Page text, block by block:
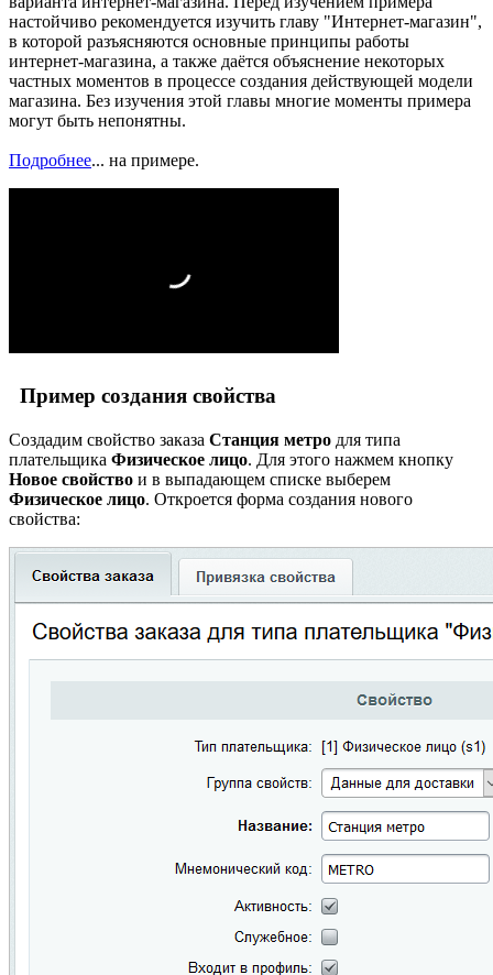
настойчиво рекомендуется изучить главу "Интернет-магазин",
в которой разъясняются основные принципы работы
интернет-магазина, а также даётся объяснение некоторых
частных моментов в процессе создания действующей модели
магазина. Без изучения этой главы многие моменты примера
могут быть непонятны.
Подробнее... на примере.
Пример создания свойства
Создадим свойство заказа Станция метро для типа
плательщика Физическое лицо. Для этого нажмем кнопку
Новое свойство и в выпадающем списке выберем
Физическое лицо. Откроется форма создания нового
свойства: